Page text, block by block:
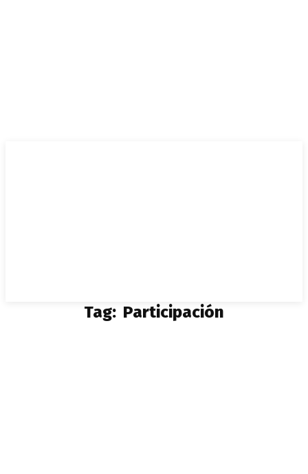
Tag: Participación